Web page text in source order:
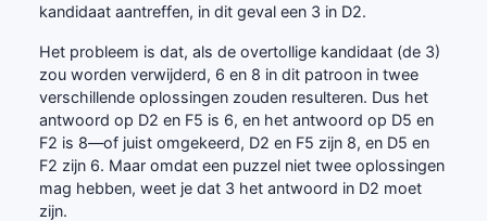
kandidaat aantreffen, in dit geval een 3 in D2.
Het probleem is dat, als de overtollige kandidaat (de 3)
zou worden verwijderd, 6 en 8 in dit patroon in twee
verschillende oplossingen zouden resulteren. Dus het
antwoord op D2 en F5 is 6, en het antwoord op D5 en
F2 is 8—of juist omgekeerd, D2 en F5 zijn 8, en D5 en
F2 zijn 6. Maar omdat een puzzel niet twee oplossingen
mag hebben, weet je dat 3 het antwoord in D2 moet
zijn.